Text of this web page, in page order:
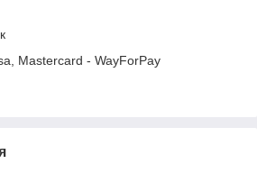
Mastercard - WayForPay